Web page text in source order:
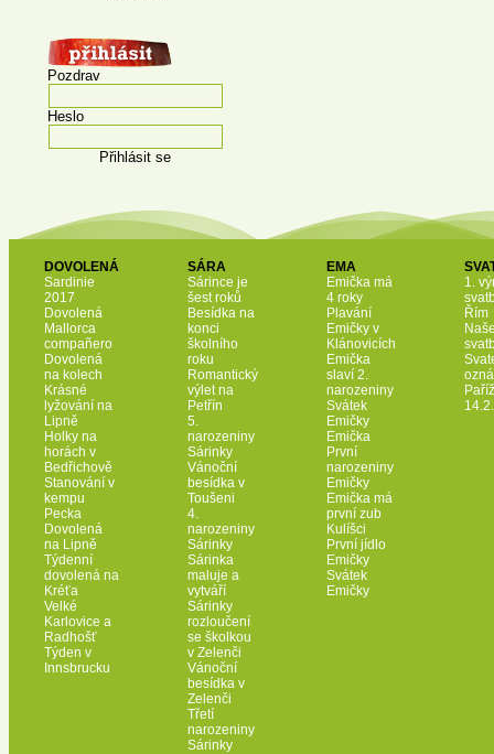
Pozdrav
Heslo
Přihlásit se
DOVOLENÁ
Sardinie
2017
Dovolená
Mallorca
compañero
Dovolená
na kolech
Krásné
lyžování na
Lipně
Holky na
horách v
Bedřichově
Stanování v
kempu
Pecka
Dovolená
na Lipně
Týdenní
dovolená na
Kréťa
Velké
Karlovice a
Radhošť
Týden v
Innsbrucku
SÁRA
Sárince je
šest roků
Besídka na
konci
školního
roku
Romantický
výlet na
Petřín
5.
narozeniny
Sárinky
Vánoční
besídka v
Toušeni
4.
narozeniny
Sárinky
Sárinka
maluje a
vytváří
Sárinky
rozloučení
se školkou
v Zelenči
Vánoční
besídka v
Zelenči
Třetí
narozeniny
Sárinky
EMA
Emička má
4 roky
Plavání
Emičky v
Klánovicích
Emička
slaví 2.
narozeniny
Svátek
Emičky
Emička
První
narozeniny
Emičky
Emička má
první zub
Kulíšci
První jídlo
Emičky
Svátek
Emičky
1.
Řím
Paříž